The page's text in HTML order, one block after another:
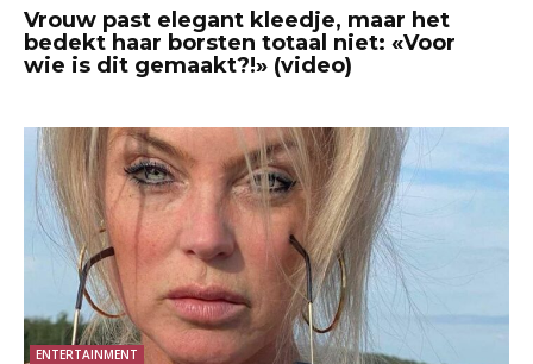
Vrouw past elegant kleedje, maar het
bedekt haar borsten totaal niet: «Voor
wie is dit gemaakt?!» (video)
ENTERTAINMENT